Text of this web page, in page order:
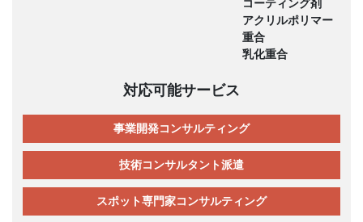
コーティング剤
アクリルポリマー
重合
乳化重合
対応可能サービス
事業開発コンサルティング
技術コンサルタント派遣
スポット専門家コンサルティング